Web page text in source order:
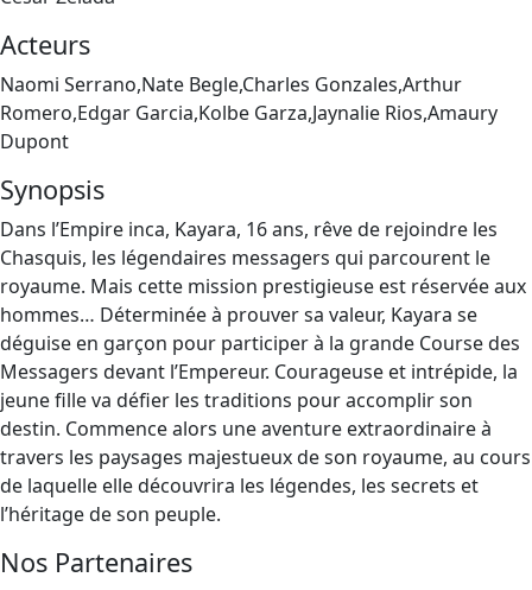
Acteurs
Naomi Serrano,Nate Begle,Charles Gonzales,Arthur
Romero,Edgar Garcia,Kolbe Garza,Jaynalie Rios,Amaury
Dupont
Synopsis
Dans l’Empire inca, Kayara, 16 ans, rêve de rejoindre les
Chasquis, les légendaires messagers qui parcourent le
royaume. Mais cette mission prestigieuse est réservée aux
hommes… Déterminée à prouver sa valeur, Kayara se
déguise en garçon pour participer à la grande Course des
Messagers devant l’Empereur. Courageuse et intrépide, la
jeune fille va défier les traditions pour accomplir son
destin. Commence alors une aventure extraordinaire à
travers les paysages majestueux de son royaume, au cours
de laquelle elle découvrira les légendes, les secrets et
l’héritage de son peuple.
Nos Partenaires